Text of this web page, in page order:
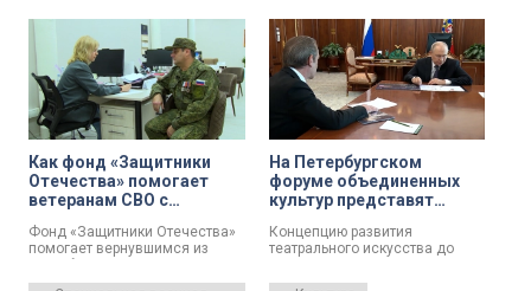
блокбастера, в своем канале в
«Максе» рассказал глава
Минздрава республики
Дмитрий Хубезов.
Как фонд «Защитники
Отечества» помогает
ветеранам СВО с
Фонд «Защитники Отечества»
помогает вернувшимся из
зоны боевых действий
участникам СВО в
На Петербургском
форуме объединенных
культур представят
до 2035 года
Концепцию развития
театрального искусства до
Петербургском форуме